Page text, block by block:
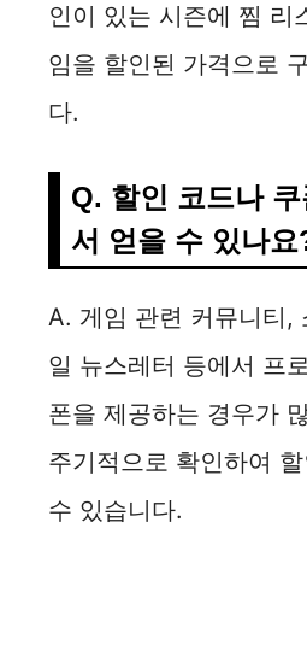
인이 있는 시즌에 찜 리
임을 할인된 가격으로
다.
Q. 할인 코드나 쿠
서 얻을 수 있나요
A. 게임 관련 커뮤니티,
일 뉴스레터 등에서 프
폰을 제공하는 경우가
주기적으로 확인하여
수 있습니다.